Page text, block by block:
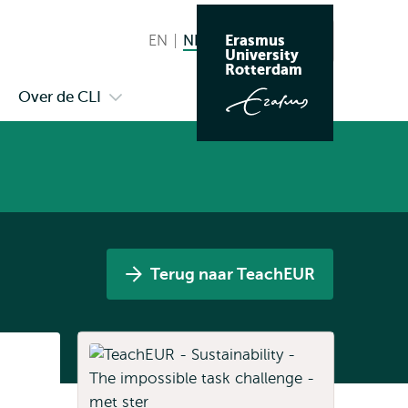
taal
EN English
NL Nederlands huidige taal
Zoeken
Erasmus
University
Rotterdam
Over de CLI
Terug naar TeachEUR